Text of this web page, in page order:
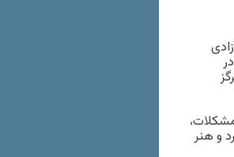
و هنر